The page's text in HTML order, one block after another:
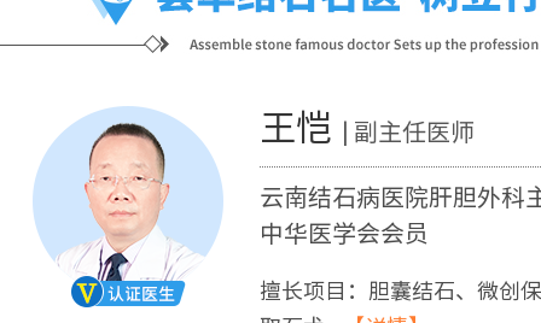
王恺 | 副主任医师
云南结石病医院肝胆外科
中华医学会会员
擅长项目：胆囊结石、微创